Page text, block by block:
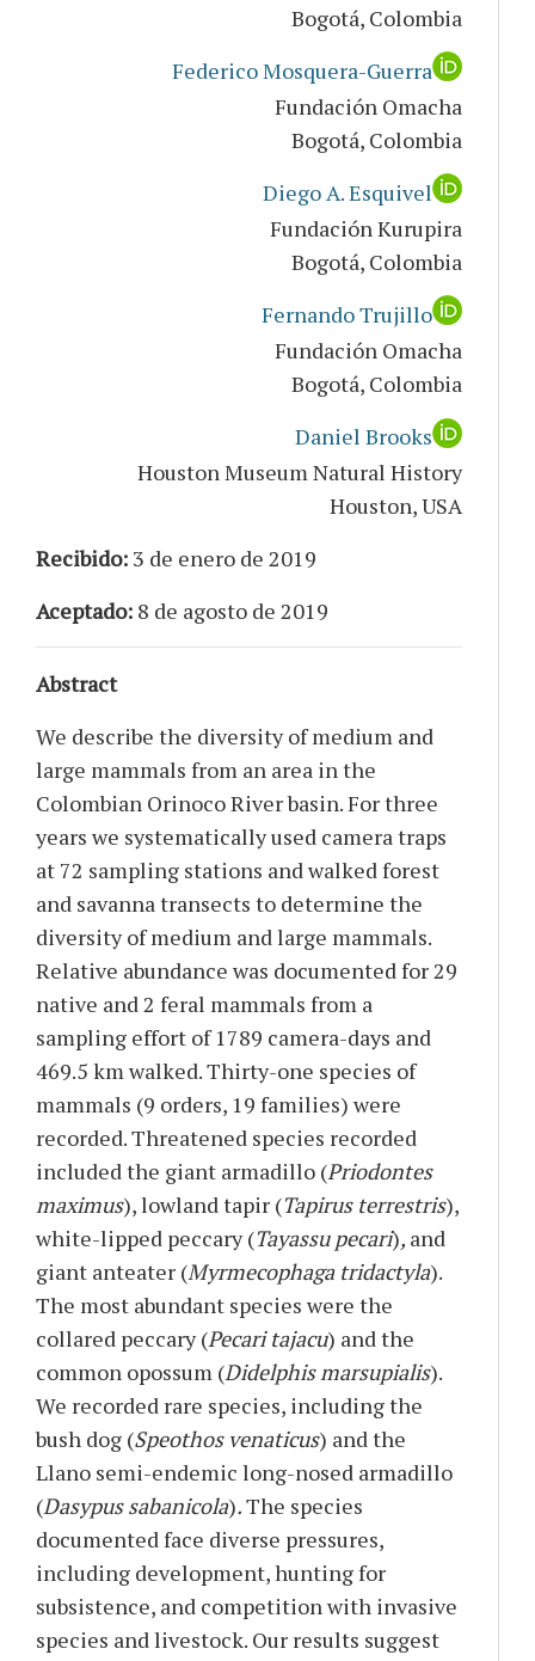
Bogotá, Colombia
Federico Mosquera-Guerra
Fundación Omacha
Bogotá, Colombia
Diego A. Esquivel
Fundación Kurupira
Bogotá, Colombia
Fernando Trujillo
Fundación Omacha
Bogotá, Colombia
Daniel Brooks
Houston Museum Natural History
Houston, USA
Recibido: 3 de enero de 2019
Aceptado: 8 de agosto de 2019
Abstract
We describe the diversity of medium and
large mammals from an area in the
Colombian Orinoco River basin. For three
years we systematically used camera traps
at 72 sampling stations and walked forest
and savanna transects to determine the
diversity of medium and large mammals.
Relative abundance was documented for 29
native and 2 feral mammals from a
sampling effort of 1789 camera-days and
469.5 km walked. Thirty-one species of
mammals (9 orders, 19 families) were
recorded. Threatened species recorded
included the giant armadillo (Priodontes
maximus), lowland tapir (Tapirus terrestris),
white-lipped peccary (Tayassu pecari), and
giant anteater (Myrmecophaga tridactyla).
The most abundant species were the
collared peccary (Pecari tajacu) and the
common opossum (Didelphis marsupialis).
We recorded rare species, including the
bush dog (Speothos venaticus) and the
Llano semi-endemic long-nosed armadillo
(Dasypus sabanicola).The species
documented face diverse pressures,
including development, hunting for
subsistence, and competition with invasive
species and livestock. Our results suggest